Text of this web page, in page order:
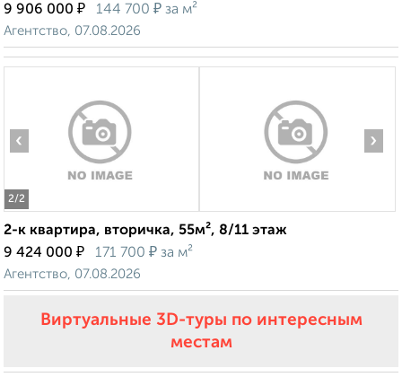
9 906 000 ₽ 144 700 ₽ за м²
Агентство, 07.08.2026
2/2
‹ ›
2-к квартира, вторичка, 55м², 8/11 этаж
9 424 000 ₽ 171 700 ₽ за м²
Агентство, 07.08.2026
Виртуальные 3D-туры по интересным
местам